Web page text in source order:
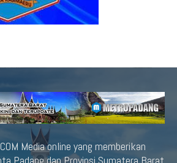
Media online yang memberikan